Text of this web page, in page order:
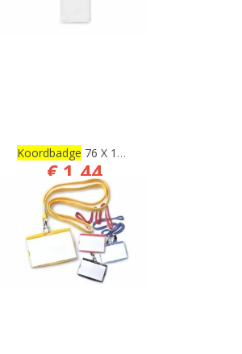
Koordbadge 76 X 125 Mm Incl. Grip
€ 1,44
€ 1,19
BESTELLEN